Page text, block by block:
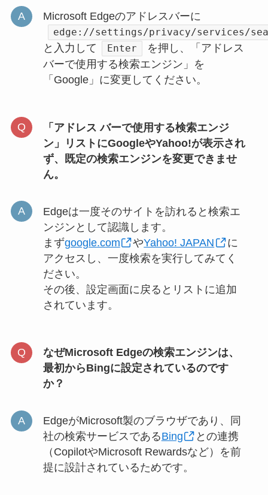
Microsoft Edgeのアドレスバーに
edge://settings/privacy/services/
と入力して Enter
を押し、「アドレス
バーで使用する検索エンジン」を
「Google」に変更してください。
「アドレス バーで使用する検索エンジ
ン」リストにGoogleやYahoo!が表示され
ず、既定の検索エンジンを変更できませ
ん。
Edgeは一度そのサイトを訪れると検索エ
ンジンとして認識します。
まずgoogle.com やYahoo! JAPAN
に
アクセスし、一度検索を実行してみてく
ださい。
その後、設定画面に戻るとリストに追加
されています。
なぜMicrosoft Edgeの検索エンジンは、
最初からBingに設定されているのです
か？
EdgeがMicrosoft製のブラウザであり、同
社の検索サービスであるBing
との連携
（CopilotやMicrosoft Rewardsなど）を前
提に設計されているためです。